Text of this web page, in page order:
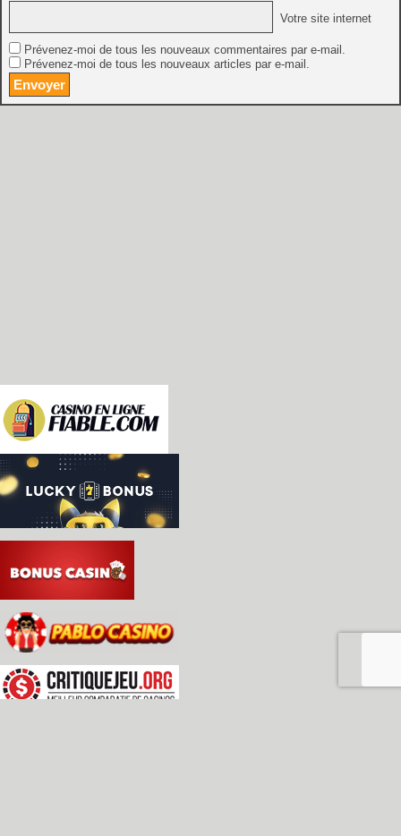
Votre site internet
Prévenez-moi de tous les nouveaux commentaires par e-mail.
Prévenez-moi de tous les nouveaux articles par e-mail.